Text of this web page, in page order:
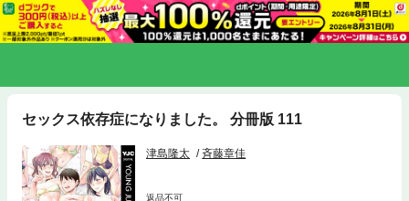
セックス依存症になりました。 分冊版 111
津島隆太 斉藤章佳
返品不可